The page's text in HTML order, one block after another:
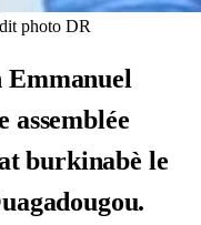
photo DR
assemblée
burkinabè le